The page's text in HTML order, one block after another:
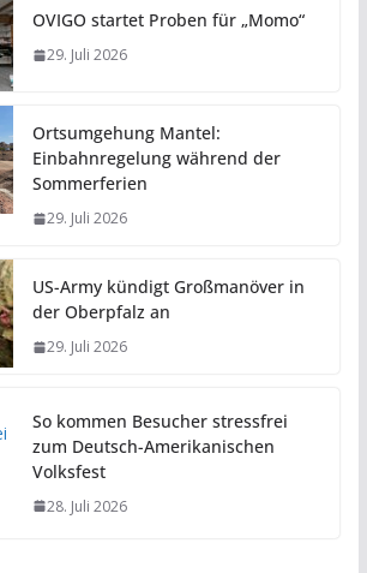
OVIGO startet Proben für „Momo“
29. Juli 2026
Ortsumgehung Mantel:
Einbahnregelung während der
Sommerferien
29. Juli 2026
US-Army kündigt Großmanöver in
der Oberpfalz an
29. Juli 2026
So kommen Besucher stressfrei
zum Deutsch-Amerikanischen
Volksfest
28. Juli 2026